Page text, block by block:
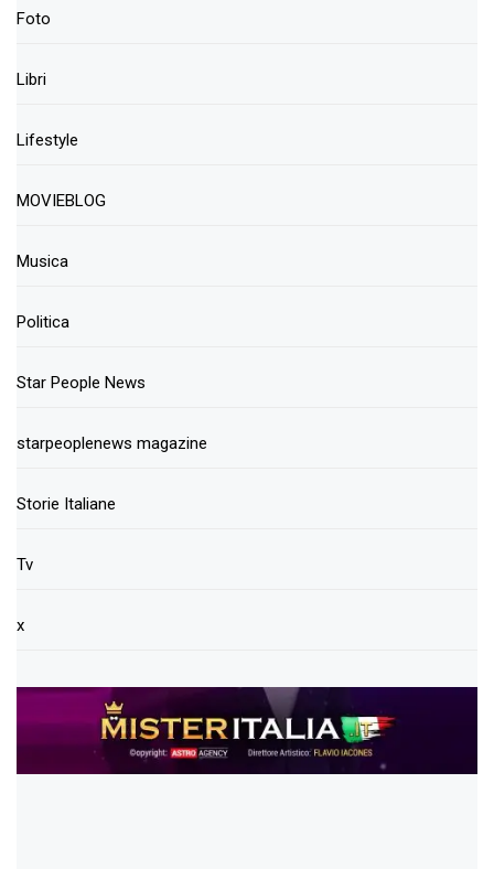
Foto
Libri
Lifestyle
MOVIEBLOG
Musica
Politica
Star People News
starpeoplenews magazine
Storie Italiane
Tv
x